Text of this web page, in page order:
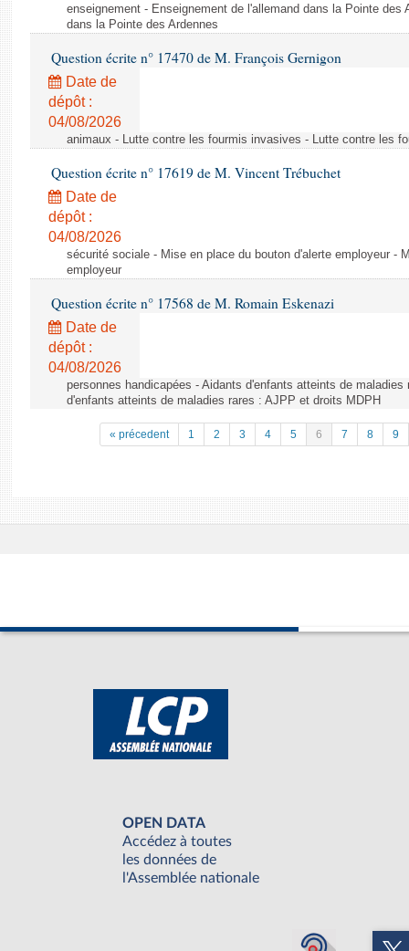
enseignement - Enseignement de l'allemand dans la Pointe des
dans la Pointe des Ardennes
Question écrite n° 17470 de M. François Gernigon
Date de
dépôt :
04/08/2026
animaux - Lutte contre les fourmis invasives - Lutte contre les
Question écrite n° 17619 de M. Vincent Trébuchet
Date de
dépôt :
04/08/2026
sécurité sociale - Mise en place du bouton d'alerte employeur -
employeur
Question écrite n° 17568 de M. Romain Eskenazi
Date de
dépôt :
04/08/2026
personnes handicapées - Aidants d'enfants atteints de
d'enfants atteints de maladies rares : AJPP et droits MDPH
« précedent 1 2 3 4 5 6 7 8 9
OPEN DATA
Accédez à toutes
les données de
l'Assemblée nationale